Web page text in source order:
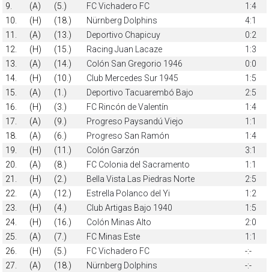
9.
(A) (5.) FC Vichadero FC
1:4
10.
(H) (18.) Nürnberg Dolphins
4:1
11.
(A) (13.) Deportivo Chapicuy
0:2
12.
(H) (15.) Racing Juan Lacaze
1:3
13.
(A) (14.) Colón San Gregorio 1946
0:0
14.
(H) (10.) Club Mercedes Sur 1945
1:5
15.
(A) (1.) Deportivo Tacuarembó Bajo
2:5
16.
(H) (3.) FC Rincón de Valentín
1:4
17.
(A) (9.) Progreso Paysandú Viejo
1:1
18.
(A) (6.) Progreso San Ramón
1:4
19.
(H) (11.) Colón Garzón
3:1
20.
(A) (8.) FC Colonia del Sacramento
1:1
21.
(H) (2.) Bella Vista Las Piedras Norte
2:5
22.
(A) (12.) Estrella Polanco del Yi
1:2
23.
(H) (4.) Club Artigas Bajo 1940
1:5
24.
(H) (16.) Colón Minas Alto
2:0
25.
(A) (7.) FC Minas Este
1:1
26.
(H) (5.) FC Vichadero FC
-:-
27.
(A) (18.) Nürnberg Dolphins
-:-